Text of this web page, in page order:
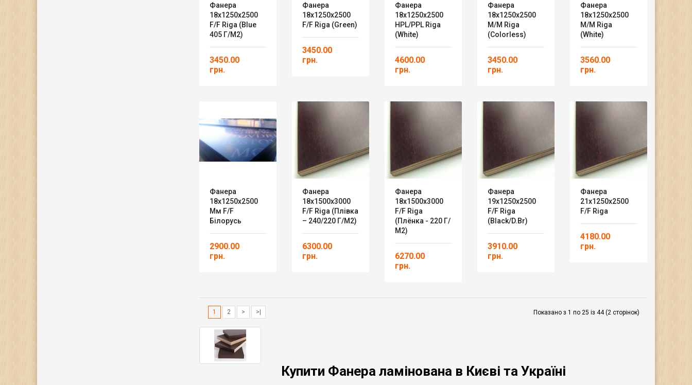
Фанера
18х1250х2500
F/F Riga (blue
405 Г/м2)
3450.00
грн.
Фанера
18х1250х2500
F/F Riga (green)
3450.00
грн.
Фанера
18х1250х2500
HPL/PPL Riga
(white)
4600.00
грн.
Фанера
18х1250х2500
M/M Riga
(colorless)
3450.00
грн.
Фанера
18х1250х2500
M/M Riga
(white)
3560.00
грн.
Фанера
18х1250х2500
Мм F/F
Білорусь
2900.00
грн.
Фанера
18х1500х3000
F/F Riga (плівка
– 240/220 Г/м2)
6300.00
грн.
Фанера
18х1500х3000
F/F Riga
(плёнка - 220 Г/
М2)
6270.00
грн.
Фанера
19х1250х2500
F/F Riga
(black/d.br)
3910.00
грн.
Фанера
21х1250х2500
F/F Riga
4180.00
грн.
1 2 > >| Показано з 1 по 25 із 44 (2 сторінок)
Купити Фанера ламінована в Києві та Україні